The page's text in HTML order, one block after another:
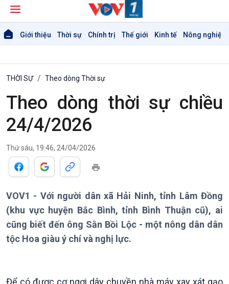
Giới thiệu Thời sự Chính trị Thế giới Kinh tế Nông nghiệp
Giới thiệu
Thời sự
Thời sự 6h
THỜI SỰ Theo dòng Thời sự
Theo dòng thời sự chiều
24/4/2026
Thứ sáu, 19:46, 24/04/2026
VOV1 - Với người dân xã Hải Ninh, tỉnh Lâm Đồng
(khu vực huyện Bắc Bình, tỉnh Bình Thuận cũ), ai
cũng biết đến ông Sằn Bồi Lộc - một nông dân dân
tộc Hoa giàu ý chí và nghị lực.
Để có được cơ ngơi dây chuyền nhà máy xay xát gạo